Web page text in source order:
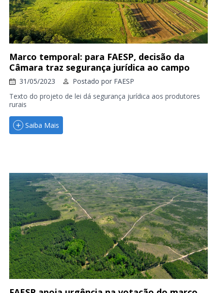
Marco temporal: para FAESP, decisão da
Câmara traz segurança jurídica ao campo
31/05/2023 Postado por FAESP
Texto do projeto de lei dá segurança jurídica aos produtores
rurais
Saiba Mais